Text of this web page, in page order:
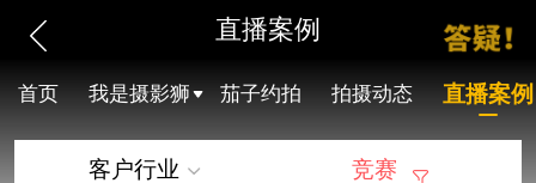
直播案例
首页 我是摄影狮 茄子约拍 拍摄动态 直播案例
客户行业 竞赛